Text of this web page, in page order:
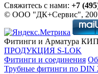
Свяжитесь с нами: +7
© ООО "ДК+Сервис",
Фитинги и Арматура КИП
ПРОДУКЦИЯ S-LOK
Фитинги и соединения
Трубные фитинги по DIN